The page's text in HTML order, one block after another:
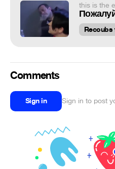
this is the
Recoubs
Comments
Sign in Sign in to post